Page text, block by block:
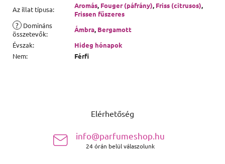
Az illat típusa: Aromás, Fouger (páfrány), Friss (citrusos),
Frissen fűszeres
? Domináns
összetevők:
Ámbra, Bergamott
Évszak:
Hideg hónapok
Nem: Férfi
Elérhetőség
info@parfumeshop.hu
24 órán belül válaszolunk